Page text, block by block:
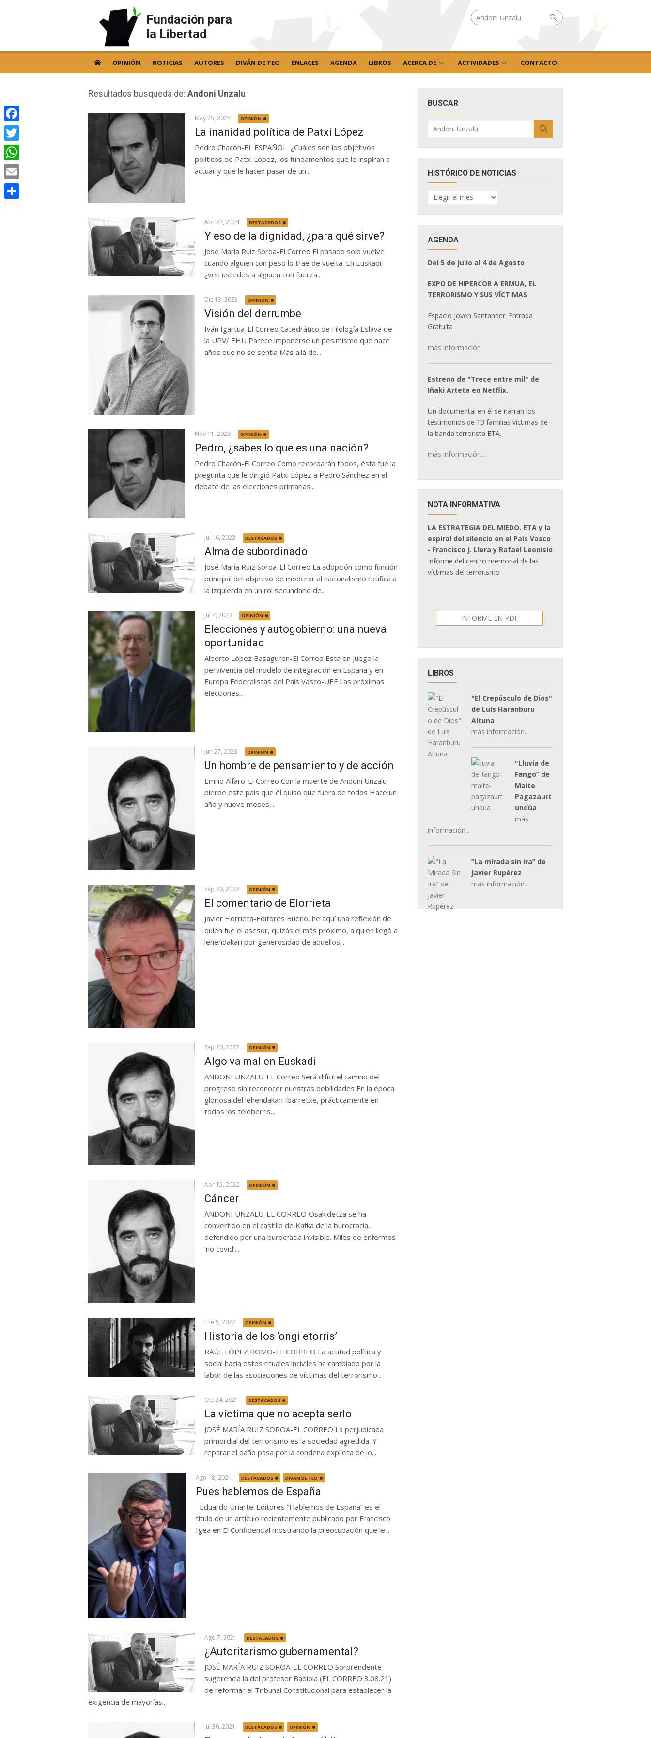
Fundación para
la Libertad
Buscar
por: Buscar
OPINIÓN NOTICIAS AUTORES DIVÁN DE TEO ENLACES AGENDA LIBROS ACERCA DE ACTIVIDADES CONTACTO
Resultados busqueda de: Andoni Unzalu
May 25, 2024 OPINIÓN
La inanidad política de Patxi López
Pedro Chacón-EL ESPAÑOL ¿Cuáles son los objetivos
políticos de Patxi López, los fundamentos que le inspiran a
actuar y que le hacen pasar de un...
Abr 24, 2024 DESTACADOS
Y eso de la dignidad, ¿para qué sirve?
José María Ruiz Soroa-El Correo El pasado solo vuelve
cuando alguien con peso lo trae de vuelta. En Euskadi,
¿ven ustedes a alguien con fuerza...
Dic 13, 2023 OPINIÓN
Visión del derrumbe
Iván Igartua-El Correo Catedrático de Filología Eslava de
la UPV/ EHU Parece imponerse un pesimismo que hace
años que no se sentía Más allá de...
Nov 11, 2023 OPINIÓN
Pedro, ¿sabes lo que es una nación?
Pedro Chacón-El Correo Como recordarán todos, ésta fue la
pregunta que le dirigió Patxi López a Pedro Sánchez en el
debate de las elecciones primarias...
Jul 16, 2023 DESTACADOS
Alma de subordinado
José María Ruiz Soroa-El Correo La adopción como función
principal del objetivo de moderar al nacionalismo ratifica a
la izquierda en un rol secundario de...
Jul 4, 2023 OPINIÓN
Elecciones y autogobierno: una nueva
oportunidad
Alberto López Basaguren-El Correo Está en juego la
pervivencia del modelo de integración en España y en
Europa Federalistas del País Vasco-UEF Las próximas
elecciones...
Jun 27, 2023 OPINIÓN
Un hombre de pensamiento y de acción
Emilio Alfaro-El Correo Con la muerte de Andoni Unzalu
pierde este país que él quiso que fuera de todos Hace un
año y nueve meses,...
Sep 20, 2022 OPINIÓN
El comentario de Elorrieta
Javier Elorrieta-Editores Bueno, he aquí una reflexión de
quien fue el asesor, quizás el más próximo, a quien llegó a
lehendakari por generosidad de aquellos...
Sep 20, 2022 OPINIÓN
Algo va mal en Euskadi
ANDONI UNZALU-EL Correo Será difícil el camino del
progreso sin reconocer nuestras debilidades En la época
gloriosa del lehendakari Ibarretxe, prácticamente en
todos los teleberris...
Abr 15, 2022 OPINIÓN
Cáncer
ANDONI UNZALU-EL CORREO Osakidetza se ha
convertido en el castillo de Kafka de la burocracia,
defendido por una burocracia invisible. Miles de enfermos
‘no covid’...
Ene 5, 2022 OPINIÓN
Historia de los ‘ongi etorris’
RAÚL LÓPEZ ROMO-EL CORREO La actitud política y
social hacia estos rituales inciviles ha cambiado por la
labor de las asociaciones de víctimas del terrorismo...
Oct 24, 2021 DESTACADOS
La víctima que no acepta serlo
JOSÉ MARÍA RUIZ SOROA-EL CORREO La perjudicada
primordial del terrorismo es la sociedad agredida. Y
reparar el daño pasa por la condena explícita de lo...
Ago 18, 2021 DESTACADOS DIVAN DE TEO
Pues hablemos de España
Eduardo Uriarte-Editores “Hablemos de España” es el
título de un artículo recientemente publicado por Francisco
Igea en El Confidencial mostrando la preocupación que le...
Ago 7, 2021 DESTACADOS
¿Autoritarismo gubernamental?
JOSÉ MARÍA RUIZ SOROA-EL CORREO Sorprendente
sugerencia la del profesor Badiola (EL CORREO 3.08.21)
de reformar el Tribunal Constitucional para establecer la
exigencia de mayorías...
Jul 30, 2021 DESTACADOS OPINIÓN
BUSCAR
por:
HISTÓRICO DE NOTICIAS
HISTÓRICO
DE
AGENDA
Del 5 de Julio al 4 de Agosto
EXPO DE HIPERCOR A ERMUA, EL
TERRORISMO Y SUS VÍCTIMAS
Espacio Joven Santander. Entrada
Gratuita
más información
Estreno de "Trece entre mil" de
Iñaki Arteta en Netflix.
Un documental en él se narran los
testimonios de 13 familias víctimas de
la banda terrorista ETA.
más información...
NOTA INFORMATIVA
LA ESTRATEGIA DEL MIEDO. ETA y la
espiral del silencio en el País Vasco
- Francisco J. Llera y Rafael Leonisio
Informe del centro memorial de las
víctimas del terrorismo
INFORME EN PDF
LIBROS
"El Crepúsculo de Dios"
de Luis Haranburu
Altuna
más información...
"Lluvia de
Fango” de
Maite
Pagazaurt
undúa
más
información...
“La mirada sin ira” de
Javier Rupérez
más información...
Facebook
Twitter
WhatsApp
Email
Compartir